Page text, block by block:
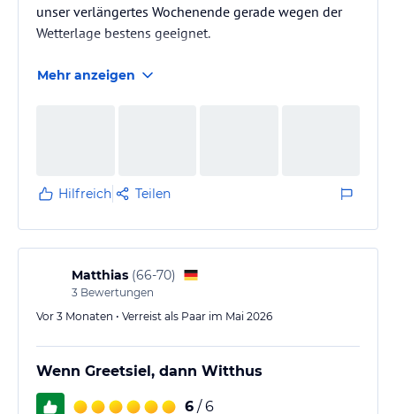
unser verlängertes Wochenende gerade wegen der
Wetterlage bestens geeignet.
Mehr anzeigen
Hilfreich Teilen
Matthias (66-70)
3 Bewertungen
Vor 3 Monaten • Verreist als Paar im Mai 2026
Wenn Greetsiel, dann Witthus
6 / 6